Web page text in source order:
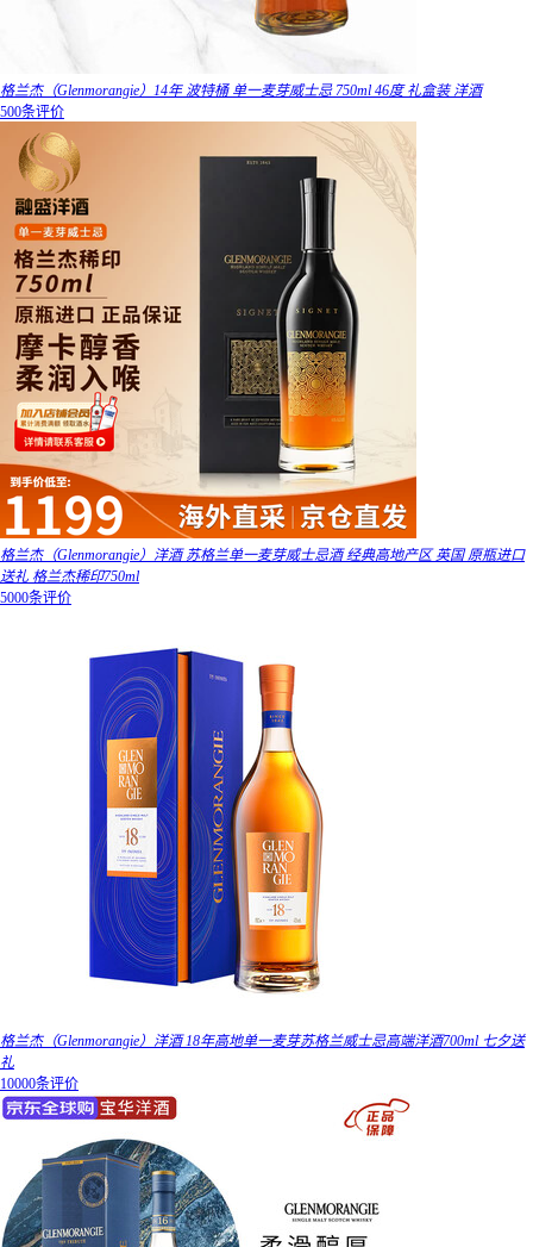
格兰杰（Glenmorangie）14年 波特桶 单一麦芽威士忌 750ml 46度 礼盒装 洋酒
500条评价
格兰杰（Glenmorangie）洋酒 苏格兰单一麦芽威士忌酒 经典高地产区 英国 原瓶进口
送礼 格兰杰稀印750ml
5000条评价
格兰杰（Glenmorangie）洋酒 18年高地单一麦芽苏格兰威士忌高端洋酒700ml 七夕送
礼
10000条评价